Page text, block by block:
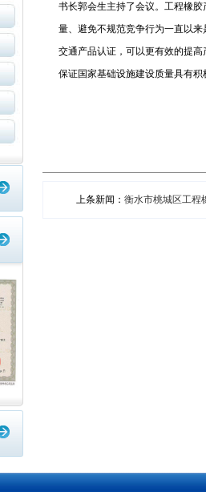
书长郭会生主持了会议。工程橡
量、避免不规范竞争行为一直以
交通产品认证，可以更有效的提
保证国家基础设施建设质量具有积
上条新闻：衡水市桃城区工程